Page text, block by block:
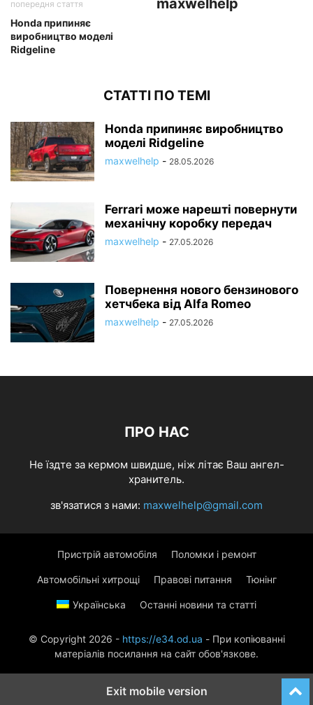
попередня стаття
Honda припиняє
виробництво моделі
Ridgeline
maxwelhelp
СТАТТІ ПО ТЕМІ
Honda припиняє виробництво
моделі Ridgeline
maxwelhelp - 28.05.2026
Ferrari може нарешті повернути
механічну коробку передач
maxwelhelp - 27.05.2026
Повернення нового бензинового
хетчбека від Alfa Romeo
maxwelhelp - 27.05.2026
ПРО НАС
Не їздте за кермом швидше, ніж літає Ваш ангел-
хранитель.
зв'язатися з нами: maxwelhelp@gmail.com
Пристрій автомобіля Поломки і ремонт
Автомобільні хитрощі Правові питання Тюнінг
Українська Останні новини та статті
© Copyright 2026 - https://e34.od.ua - При копіюванні
матеріалів посилання на сайт обов'язкове.
Exit mobile version